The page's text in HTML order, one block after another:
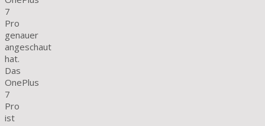
7
Pro
genauer
angeschaut
hat.
Das
OnePlus
7
Pro
ist